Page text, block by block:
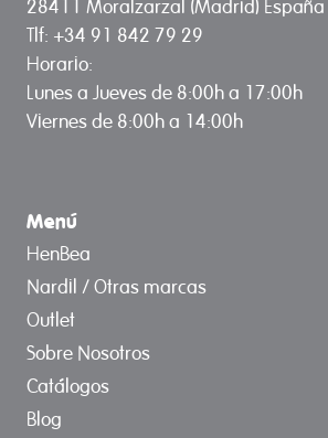
28411 Moralzarzal (Madrid) España
Tlf: +34 91 842 79 29
Horario:
Lunes a Jueves de 8:00h a 17:00h
Viernes de 8:00h a 14:00h
Menú
HenBea
Nardil / Otras marcas
Outlet
Sobre Nosotros
Catálogos
Blog